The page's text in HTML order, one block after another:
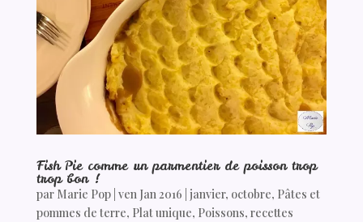
Fish Pie comme un parmentier de poisson trop
trop bon !
par Marie Pop| ven Jan 2016 janvier, octobre, Pâtes et
pommes de terre, Plat unique, Poissons, recettes